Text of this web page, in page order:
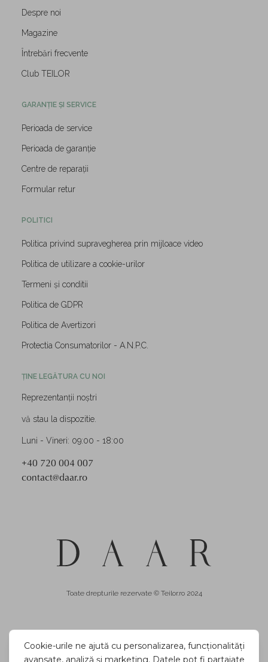
Despre noi
Magazine
Întrebări frecvente
Club TEILOR
GARANȚIE ȘI SERVICE
Perioada de service
Perioada de garanție
Centre de reparații
Formular retur
POLITICI
Politica privind supravegherea prin mijloace video
Politica de utilizare a cookie-urilor
Termeni și conditii
Politica de GDPR
Politica de Avertizori
Protectia Consumatorilor - A.N.P.C.
ȚINE LEGĂTURA CU NOI
Reprezentanții noștri
vă stau la dispozitie.
Luni - Vineri: 09:00 - 18:00
+40 720 004 007
contact@daar.ro
Toate drepturile rezervate © Teilor.ro 2024